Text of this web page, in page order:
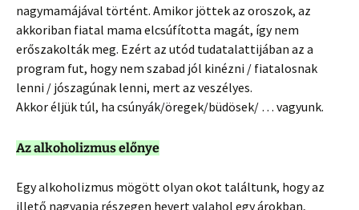
nagymamájával történt. Amikor jöttek az oroszok, az
akkoriban fiatal mama elcsúfította magát, így nem
erőszakolták meg. Ezért az utód tudatalattijában az a
program fut, hogy nem szabad jól kinézni / fiatalosnak
lenni / jószagúnak lenni, mert az veszélyes.
Akkor éljük túl, ha csúnyák/öregek/büdösek/ … vagyunk.
Az alkoholizmus előnye
Egy alkoholizmus mögött olyan okot találtunk, hogy az
illető nagyapja részegen hevert valahol egy árokban,